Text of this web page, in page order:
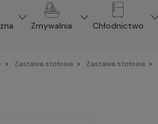
Zmywalnia Chłodnictwo
Zastawa stołowa Zastawa stołowa